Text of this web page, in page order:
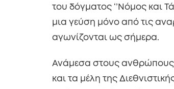
του δόγματος ‘’Νόμος και
μια γεύση μόνο από τις
αγωνίζονται ως σήμερα.
Ανάμεσα στους
και τα μέλη της